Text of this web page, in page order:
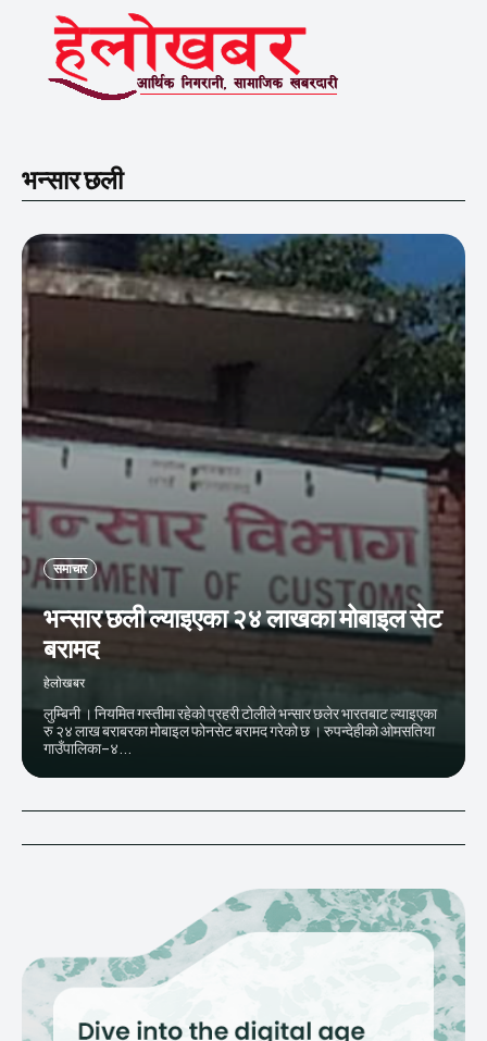
भन्सार छली
समाचार
भन्सार छली ल्याइएका २४ लाखका मोबाइल सेट
बरामद
हेलाेखबर
लुम्बिनी । नियमित गस्तीमा रहेको प्रहरी टोलीले भन्सार छलेर भारतबाट ल्याइएका
रु २४ लाख बराबरका मोबाइल फोनसेट बरामद गरेको छ । रुपन्देहीको ओमसतिया
गाउँपालिका–४...